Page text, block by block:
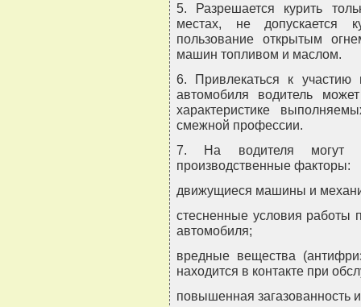
5. Разрешается курить
местах, не допускается
пользование открытым
машин топливом и маслом.
6. Привлекаться к участию
автомобиля водитель
характеристике
смежной профессии.
7. На водителя могут
производственные факторы:
движущиеся машины и
стесненные условия работы
автомобиля;
вредные вещества
находится в контакте при
повышенная загазованность